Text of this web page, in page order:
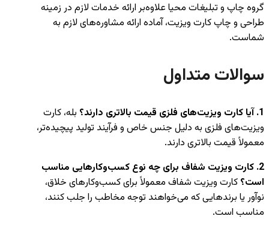
گروه چاپ و تبلیغات محیا علاوه‌بر ارائه خدمات لازم در زمینه
طراحی و چاپ کارت ویزیت، آماده ارائه مشاوره‌های لازم به
شماست.
سوالات متداول
1. آیا کارت ویزیت‌های فلزی قیمت بالاتری دارند؟
بله، کارت
ویزیت‌های فلزی به دلیل جنس خاص و فرآیند تولید پیچیده‌تر،
معمولاً قیمت بالاتری دارند.
2. کارت ویزیت شفاف برای چه نوع کسب‌وکارهایی مناسب
است؟ کارت ویزیت شفاف معمولاً برای کسب‌وکارهای خلاق،
نوآور یا برندهایی که می‌خواهند توجه مخاطب را جلب کنند،
مناسب است.